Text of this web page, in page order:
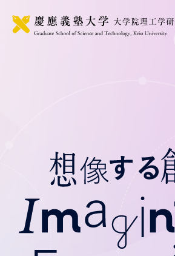
想像する創発。 Imagining, Emerging.